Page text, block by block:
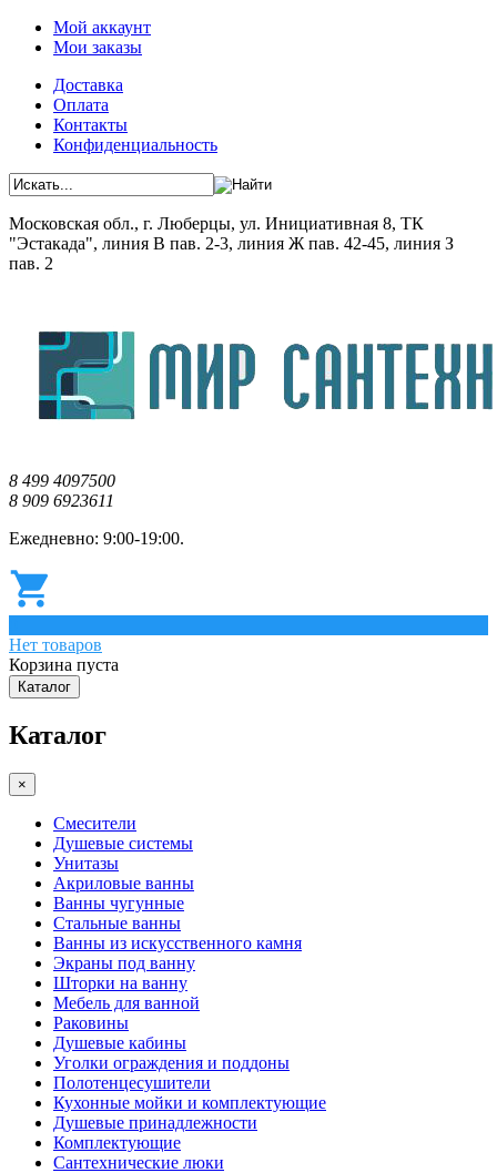
Мой аккаунт
Мои заказы
Доставка
Оплата
Контакты
Конфиденциальность
Московская обл., г. Люберцы, ул. Инициативная 8, ТК
"Эстакада", линия В пав. 2-3, линия Ж пав. 42-45, линия З
пав. 2
8 499 4097500
8 909 6923611
Ежедневно: 9:00-19:00.
Нет товаров
Корзина пуста
Каталог
Каталог
×
Смесители
Душевые системы
Унитазы
Акриловые ванны
Ванны чугунные
Стальные ванны
Ванны из искусственного камня
Экраны под ванну
Шторки на ванну
Мебель для ванной
Раковины
Душевые кабины
Уголки ограждения и поддоны
Полотенцесушители
Кухонные мойки и комплектующие
Душевые принадлежности
Комплектующие
Сантехнические люки